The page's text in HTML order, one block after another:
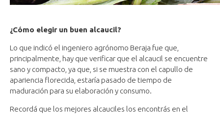
¿Cómo elegir un buen alcaucil?
Lo que indicó el ingeniero agrónomo Beraja fue que,
principalmente, hay que verificar que el alcaucil se encuentre
sano y compacto, ya que, si se muestra con el capullo de
apariencia florecida, estaría pasado de tiempo de
maduración para su elaboración y consumo.
Recordá que los mejores alcauciles los encontrás en el